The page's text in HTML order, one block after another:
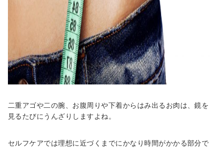
二重アゴや二の腕、お腹周りや下着からはみ出るお肉は、鏡を
見るたびにうんざりしますよね。
セルフケアでは理想に近づくまでにかなり時間がかかる部分で